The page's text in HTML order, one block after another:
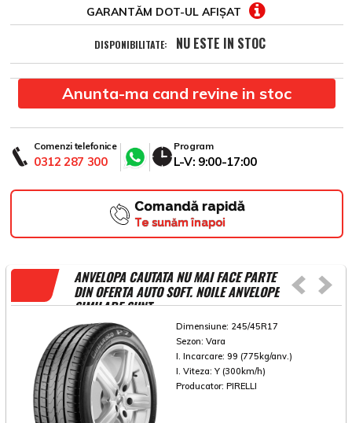
GARANTĂM DOT-UL AFIȘAT
DISPONIBILITATE: NU ESTE IN STOC
Anunta-ma cand revine in stoc
Comenzi telefonice
0312 287 300
Program
L-V: 9:00-17:00
Comandă rapidă
Te sunăm înapoi
ANVELOPA CAUTATA NU MAI FACE PARTE
DIN OFERTA AUTO SOFT. NOILE ANVELOPE
SIMILARE SUNT
Dimensiune: 245/45R17
Sezon: Vara
I. Incarcare: 99 (775kg/anv.)
I. Viteza: Y (300km/h)
Producator: PIRELLI